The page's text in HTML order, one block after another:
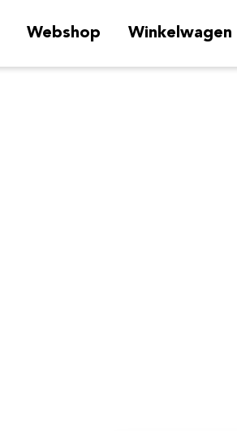
Webshop Winkelwagen